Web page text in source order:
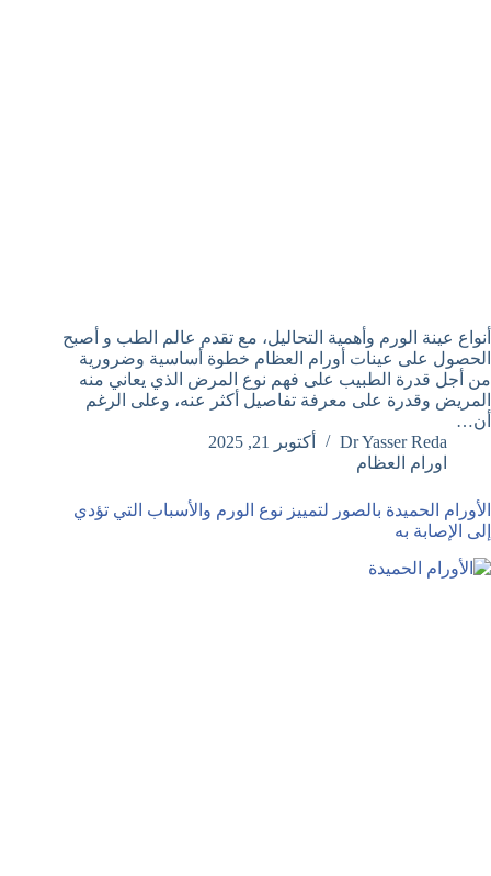
أنواع عينة الورم وأهمية التحاليل، مع تقدم عالم الطب و أصبح
الحصول على عينات أورام العظام خطوة أساسية وضرورية
من أجل قدرة الطبيب على فهم نوع المرض الذي يعاني منه
المريض وقدرة على معرفة تفاصيل أكثر عنه، وعلى الرغم
أن…
Dr Yasser Reda
أكتوبر 21, 2025
اورام العظام
الأورام الحميدة بالصور لتمييز نوع الورم والأسباب التي تؤدي
إلى الإصابة به